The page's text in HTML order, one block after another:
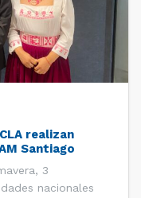
realizan
Santiago
3
nacionales